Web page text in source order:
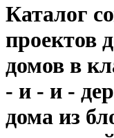
Каталог
проектов
домов в
- и - и -
дома из